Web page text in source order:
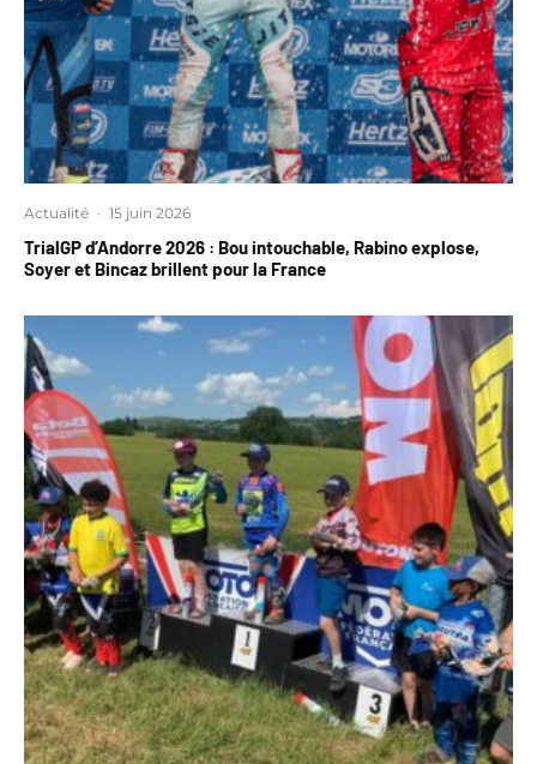
Actualité · 15 juin 2026
TrialGP d’Andorre 2026 : Bou intouchable, Rabino explose,
Soyer et Bincaz brillent pour la France